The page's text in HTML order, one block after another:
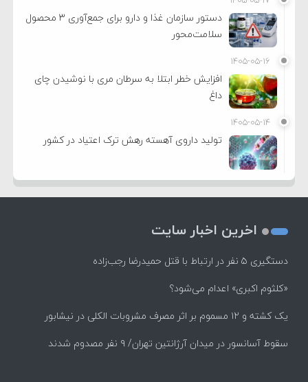
دستور سازمان غذا و دارو برای جمع‌آوری ۳ محصول
سلامت‌محور
۱۴۰۵-۰۵-۱۶
افزایش خطر ابتلا به سرطان مری با نوشیدن چای
داغ
۱۴۰۵-۰۵-۱۴
تولید داروی آهسته رهش ترک اعتیاد در کشور
اخرین اخبار سایت
دستگیری ۵ نفر در ارتباط با قتل حمیدرضا رجب‌زاده
«کلثوم اکبری» اعدام می‌شود؟
یک کشته و ۱۲ مسموم بر اثر مصرف مشروبات الکلی در نیشابور
سقوط آسانسور در میدان آرژانتین تهران/ ۹ نفر مصدوم شدند